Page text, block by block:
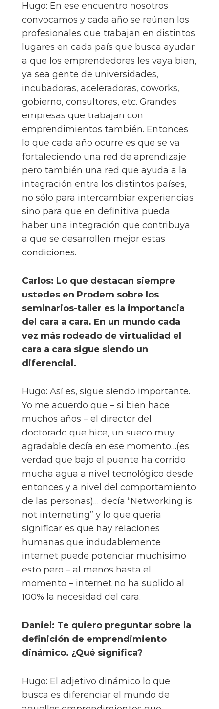
Hugo: En ese encuentro nosotros
convocamos y cada año se reúnen los
profesionales que trabajan en distintos
lugares en cada país que busca ayudar
a que los emprendedores les vaya bien,
ya sea gente de universidades,
incubadoras, aceleradoras, coworks,
gobierno, consultores, etc. Grandes
empresas que trabajan con
emprendimientos también. Entonces
lo que cada año ocurre es que se va
fortaleciendo una red de aprendizaje
pero también una red que ayuda a la
integración entre los distintos países,
no sólo para intercambiar experiencias
sino para que en definitiva pueda
haber una integración que contribuya
a que se desarrollen mejor estas
condiciones.
Carlos: Lo que destacan siempre
ustedes en Prodem sobre los
seminarios-taller es la importancia
del cara a cara. En un mundo cada
vez más rodeado de virtualidad el
cara a cara sigue siendo un
diferencial.
Hugo: Así es, sigue siendo importante.
Yo me acuerdo que – si bien hace
muchos años – el director del
doctorado que hice, un sueco muy
agradable decía en ese momento…(es
verdad que bajo el puente ha corrido
mucha agua a nivel tecnológico desde
entonces y a nivel del comportamiento
de las personas)… decía “Networking is
not interneting” y lo que quería
significar es que hay relaciones
humanas que indudablemente
internet puede potenciar muchísimo
esto pero – al menos hasta el
momento – internet no ha suplido al
100% la necesidad del cara.
Daniel: Te quiero preguntar sobre la
definición de emprendimiento
dinámico. ¿Qué significa?
Hugo: El adjetivo dinámico lo que
busca es diferenciar el mundo de